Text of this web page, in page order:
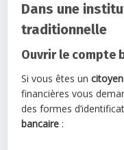
Dans une
traditionnelle
Ouvrir le compte
Si vous êtes un
financières vous
des formes
bancaire :